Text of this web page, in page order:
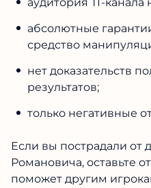
аудитория ТГ-канала
абсолютные
средство
нет доказательств
результатов;
только негативные
Если вы пострадали от
Романовича, оставьте
поможет другим